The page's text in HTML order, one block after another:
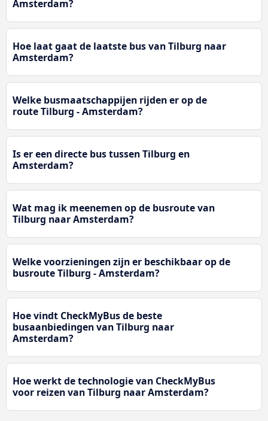
Amsterdam?
Hoe laat gaat de laatste bus van Tilburg naar
Amsterdam?
Welke busmaatschappijen rijden er op de
route Tilburg - Amsterdam?
Is er een directe bus tussen Tilburg en
Amsterdam?
Wat mag ik meenemen op de busroute van
Tilburg naar Amsterdam?
Welke voorzieningen zijn er beschikbaar op de
busroute Tilburg - Amsterdam?
Hoe vindt CheckMyBus de beste
busaanbiedingen van Tilburg naar
Amsterdam?
Hoe werkt de technologie van CheckMyBus
voor reizen van Tilburg naar Amsterdam?